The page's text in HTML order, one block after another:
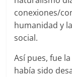
conexiones/
humanidad y
social.
Así pues, fue
había sido